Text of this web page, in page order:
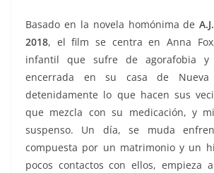
Basado en la novela homónima de
2018, el film se centra en Anna
infantil que sufre de agorafobia y
encerrada en su casa de Nueva
detenidamente lo que hacen sus
que mezcla con su medicación, y
suspenso. Un día, se muda
compuesta por un matrimonio y un
pocos contactos con ellos, empieza